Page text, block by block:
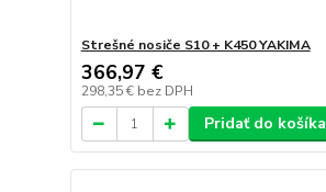
Strešné nosiče S10 + K450 YAKIMA
366,97 €
298,35 € bez DPH
Pridať do košíka